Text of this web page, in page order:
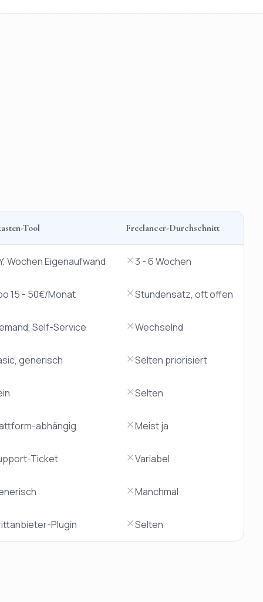
Tool Freelancer-Durchschnitt
Wochen Eigenaufwand 3 - 6 Wochen
15 - 50€/Monat Stundensatz, oft offen
Self-Service Wechselnd
generisch Selten priorisiert
Selten
abhängig Meist ja
Ticket Variabel
Manchmal
Plugin Selten